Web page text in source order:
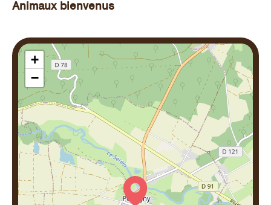
Animaux bienvenus
+
−
#
#
#
#
#
#
#